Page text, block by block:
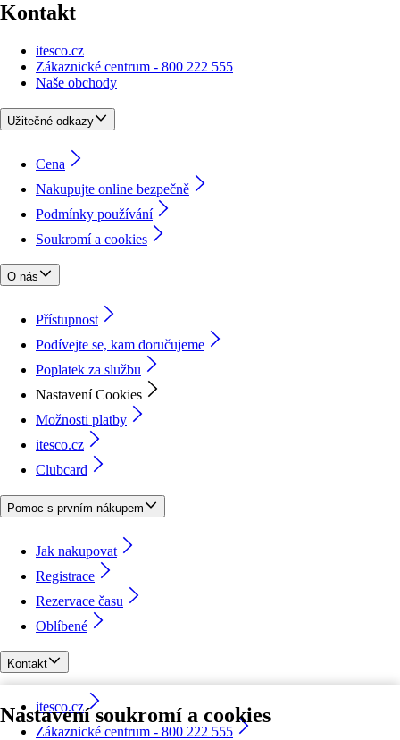
Nastavení soukromí a cookies
Kontakt
itesco.cz
Zákaznické centrum - 800 222 555
Naše obchody
Užitečné odkazy
Cena
Nakupujte online bezpečně
Podmínky používání
Soukromí a cookies
O nás
Přístupnost
Podívejte se, kam doručujeme
Poplatek za službu
Nastavení Cookies
Možnosti platby
itesco.cz
Clubcard
Pomoc s prvním nákupem
Jak nakupovat
Registrace
Rezervace času
Oblíbené
Kontakt
itesco.cz
Zákaznické centrum - 800 222 555